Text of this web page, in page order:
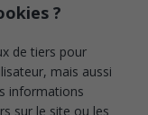
?
de tiers pour
mais aussi
informations
sur le site ou les